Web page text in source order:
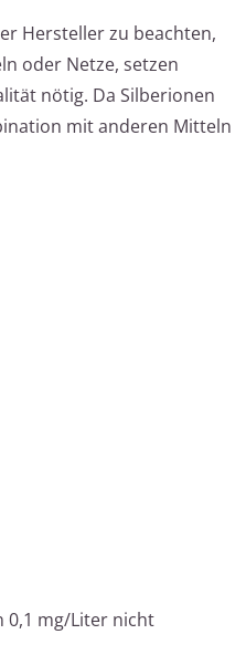
Hersteller zu beachten,
oder Netze, setzen
nötig. Da Silberionen
mit anderen Mitteln
0,1 mg/Liter nicht